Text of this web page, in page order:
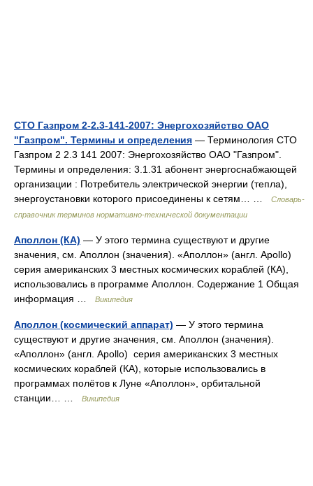
СТО Газпром 2-2.3-141-2007: Энергохозяйство ОАО
"Газпром". Термины и определения — Терминология СТО
Газпром 2 2.3 141 2007: Энергохозяйство ОАО "Газпром".
Термины и определения: 3.1.31 абонент энергоснабжающей
организации : Потребитель электрической энергии (тепла),
энергоустановки которого присоединены к сетям… …
Словарь-
справочник терминов нормативно-технической документации
Аполлон (КА) — У этого термина существуют и другие
значения, см. Аполлон (значения). «Аполлон» (англ. Apollo)
серия американских 3 местных космических кораблей (КА),
использовались в программе Аполлон. Содержание 1 Общая
информация …
Википедия
Аполлон (космический аппарат) — У этого термина
существуют и другие значения, см. Аполлон (значения).
«Аполлон» (англ. Apollo) серия американских 3 местных
космических кораблей (КА), которые использовались в
программах полётов к Луне «Аполлон», орбитальной
станции… …
Википедия